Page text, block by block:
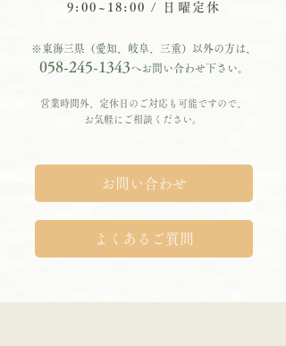
9:00~18:00 / 日曜定休
※東海三県（愛知、岐阜、三重）以外の方は、
058-245-1343へお問い合わせ下さい。
営業時間外、定休日のご対応も可能ですので、
お気軽にご相談ください。
お問い合わせ
よくあるご質問